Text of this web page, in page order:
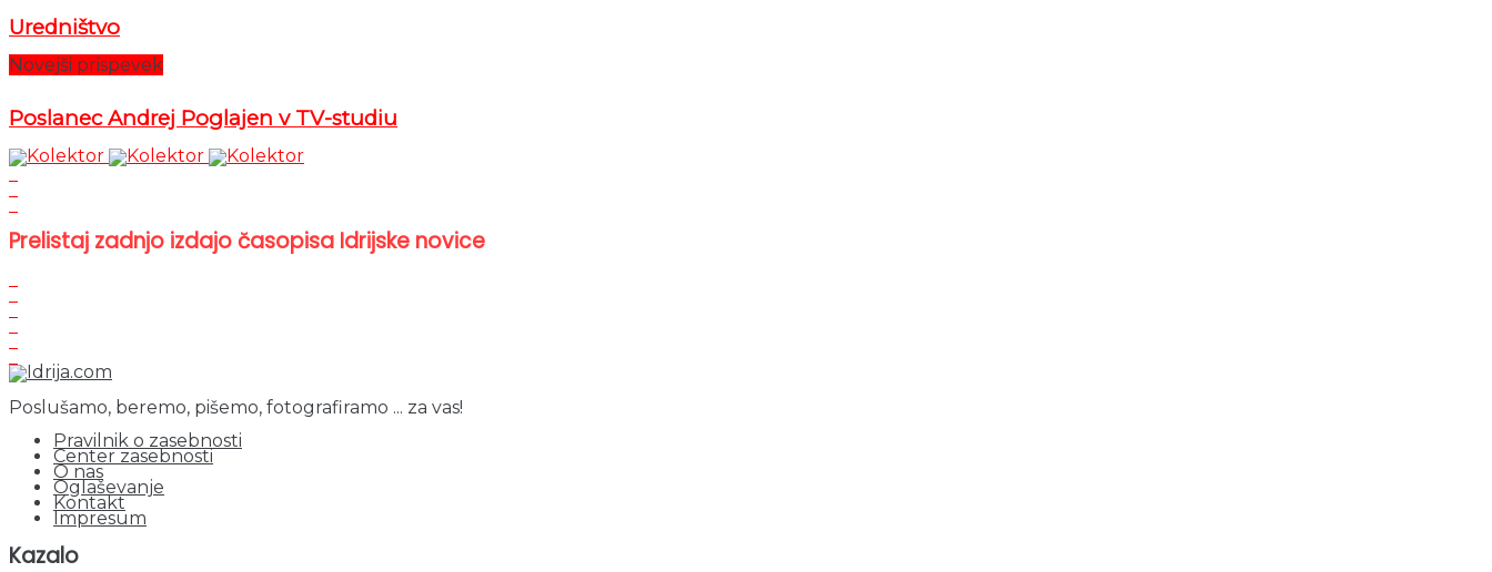
Uredništvo
Novejši prispevek
Poslanec Andrej Poglajen v TV-studiu
Prelistaj zadnjo izdajo časopisa Idrijske novice
Poslušamo, beremo, pišemo, fotografiramo ... za vas!
Pravilnik o zasebnosti
Center zasebnosti
O nas
Oglaševanje
Kontakt
Impresum
Kazalo